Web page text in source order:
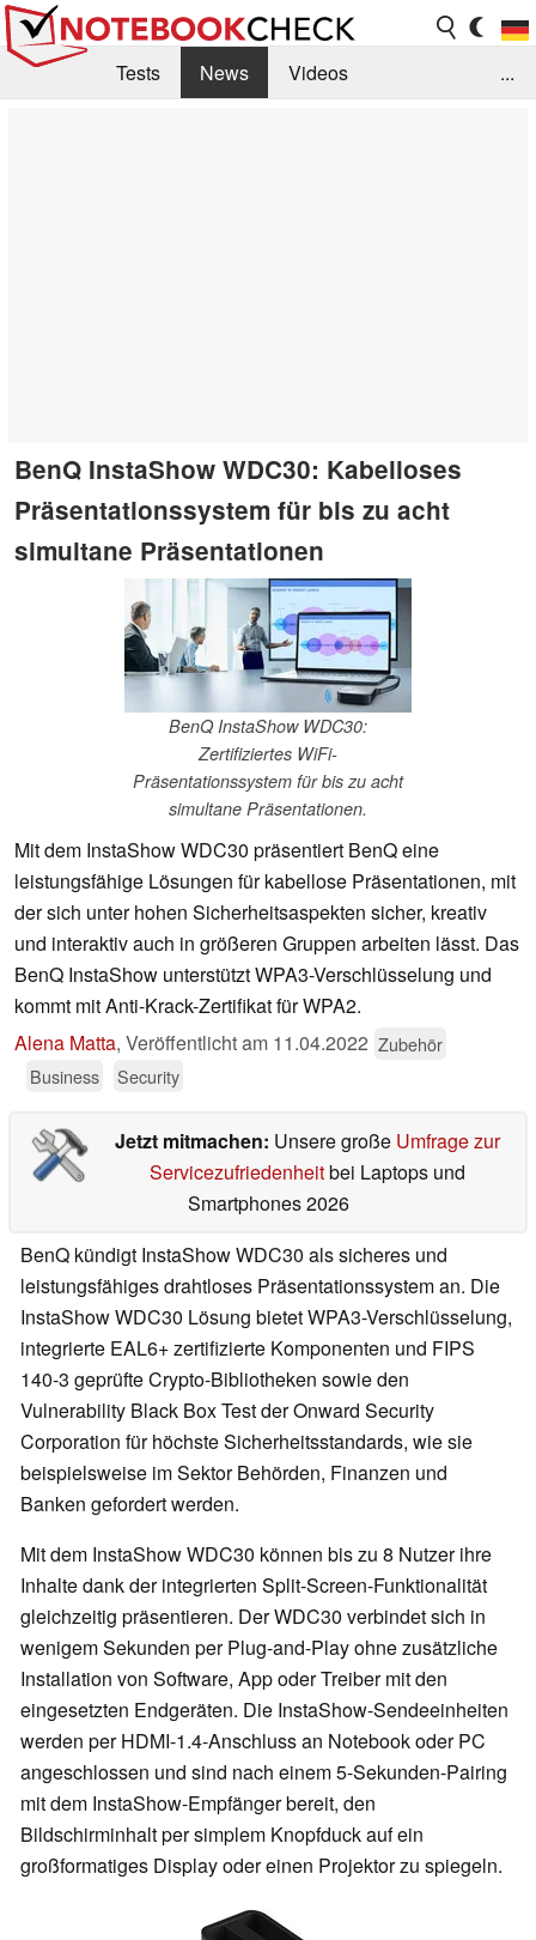
Tests News
Videos
...
BenQ InstaShow WDC30: Kabelloses
Präsentationssystem für bis zu acht
simultane Präsentationen
BenQ InstaShow WDC30:
Zertifiziertes WiFi-
Präsentationssystem für bis zu acht
simultane Präsentationen.
Mit dem InstaShow WDC30 präsentiert BenQ eine
leistungsfähige Lösungen für kabellose Präsentationen, mit
der sich unter hohen Sicherheitsaspekten sicher, kreativ
und interaktiv auch in größeren Gruppen arbeiten lässt. Das
BenQ InstaShow unterstützt WPA3-Verschlüsselung und
kommt mit Anti-Krack-Zertifikat für WPA2.
Alena Matta, Veröffentlicht am 11.04.2022 Zubehör
Business
Security
Jetzt mitmachen: Unsere große Umfrage zur
Servicezufriedenheitbei Laptops und
Smartphones 2026
BenQ kündigt InstaShow WDC30 als sicheres und
leistungsfähiges drahtloses Präsentationssystem an. Die
InstaShow WDC30 Lösung bietet WPA3-Verschlüsselung,
integrierte EAL6+ zertifizierte Komponenten und FIPS
140-3 geprüfte Crypto-Bibliotheken sowie den
Vulnerability Black Box Test der Onward Security
Corporation für höchste Sicherheitsstandards, wie sie
beispielsweise im Sektor Behörden, Finanzen und
Banken gefordert werden.
Mit dem InstaShow WDC30 können bis zu 8 Nutzer ihre
Inhalte dank der integrierten Split-Screen-Funktionalität
gleichzeitig präsentieren. Der WDC30 verbindet sich in
wenigem Sekunden per Plug-and-Play ohne zusätzliche
Installation von Software, App oder Treiber mit den
eingesetzten Endgeräten. Die InstaShow-Sendeeinheiten
werden per HDMI-1.4-Anschluss an Notebook oder PC
angeschlossen und sind nach einem 5-Sekunden-Pairing
mit dem InstaShow-Empfänger bereit, den
Bildschirminhalt per simplem Knopfduck auf ein
großformatiges Display oder einen Projektor zu spiegeln.